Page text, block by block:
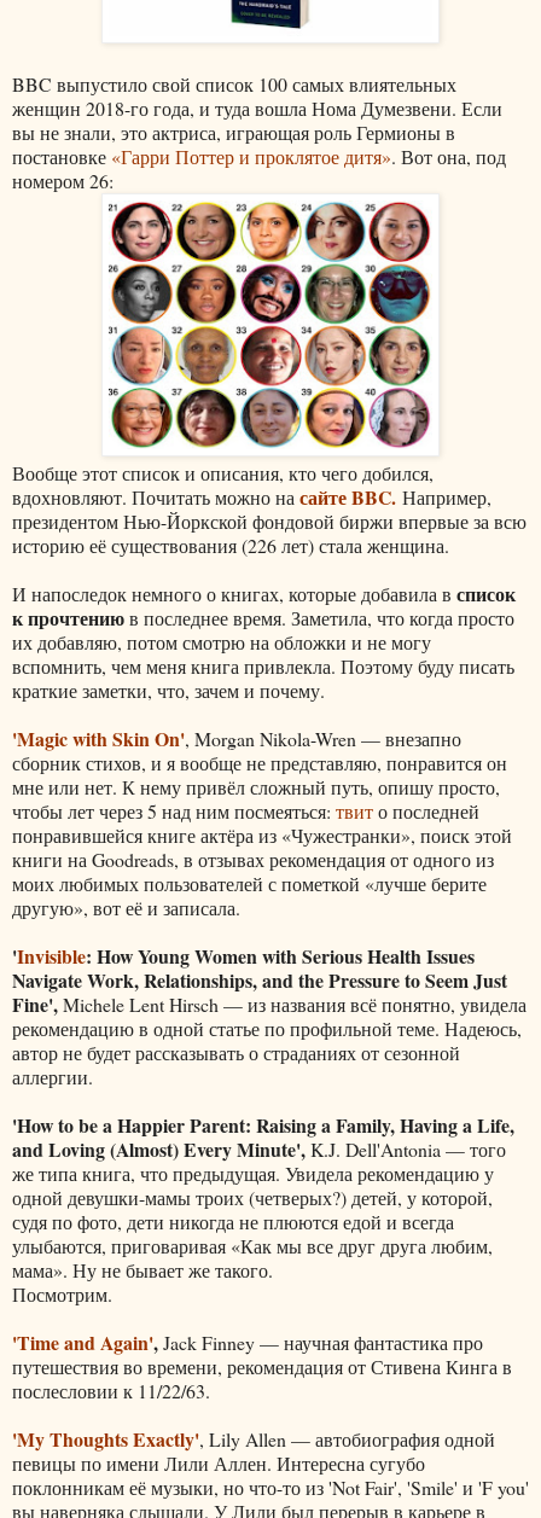
BBC выпустило свой список 100 самых влиятельных
женщин 2018-го года, и туда вошла Нома Думезвени. Если
вы не знали, это актриса, играющая роль Гермионы в
постановке «Гарри Поттер и проклятое дитя». Вот она, под
номером 26:
Вообще этот список и описания, кто чего добился,
вдохновляют. Почитать можно на сайте BBC. Например,
президентом Нью-Йоркской фондовой биржи впервые за всю
историю её существования (226 лет) стала женщина.
И напоследок немного о книгах, которые добавила в список
к прочтениюв последнее время. Заметила, что когда просто
их добавляю, потом смотрю на обложки и не могу
вспомнить, чем меня книга привлекла. Поэтому буду писать
краткие заметки, что, зачем и почему.
'Magic with Skin On', Morgan Nikola-Wren — внезапно
сборник стихов, и я вообще не представляю, понравится он
мне или нет. К нему привёл сложный путь, опишу просто,
чтобы лет через 5 над ним посмеяться: твито последней
понравившейся книге актёра из «Чужестранки», поиск этой
книги на Goodreads, в отзывах рекомендация от одного из
моих любимых пользователей с пометкой «лучше берите
другую», вот её и записала.
'Invisible: How Young Women with Serious Health Issues
Navigate Work, Relationships, and the Pressure to Seem Just
Fine',Michele Lent Hirsch — из названия всё понятно, увидела
рекомендацию в одной статье по профильной теме. Надеюсь,
автор не будет рассказывать о страданиях от сезонной
аллергии.
'How to be a Happier Parent: Raising a Family, Having a Life,
and Loving (Almost) Every Minute',K.J. Dell'Antonia — того
же типа книга, что предыдущая. Увидела рекомендацию у
одной девушки-мамы троих (четверых?) детей, у которой,
судя по фото, дети никогда не плюются едой и всегда
улыбаются, приговаривая «Как мы все друг друга любим,
мама». Ну не бывает же такого.
Посмотрим.
'Time and Again',Jack Finney — научная фантастика про
путешествия во времени, рекомендация от Стивена Кинга в
послесловии к 11/22/63.
'My Thoughts Exactly', Lily Allen — автобиография одной
певицы по имени Лили Аллен. Интересна сугубо
поклонникам её музыки, но что-то из 'Not Fair', 'Smile' и 'F you'
вы наверняка слышали. У Лили был перерыв в карьере в